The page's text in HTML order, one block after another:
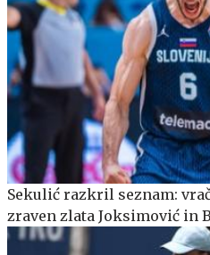
Sekulić razkril seznam:
zraven zlata Joksimović in